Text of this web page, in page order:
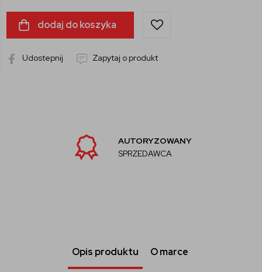
dodaj do koszyka
Udostepnij Zapytaj o produkt
AUTORYZOWANY
SPRZEDAWCA
Opis produktu O marce